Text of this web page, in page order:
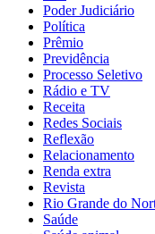
Poder Judiciário
Política
Prêmio
Previdência
Processo Seletivo
Rádio e TV
Receita
Redes Sociais
Reflexão
Relacionamento
Renda extra
Revista
Rio Grande do
Saúde